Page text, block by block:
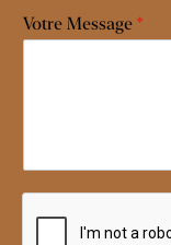
Votre Message *